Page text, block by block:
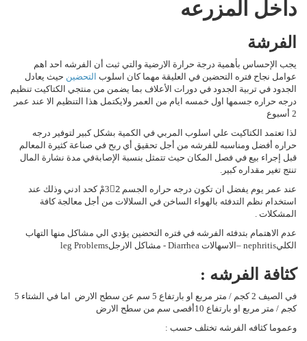
داخل المزرعه
الفرشة
يجب الإحساس بأهمية درجة حرارة الارضية والتي ثبت أن الفرشه احد اهم
عوامل نجاح فتره التحضين في العليقة مهما كان اسلوب التحضين حيث يعادل
الجدود في تربية الجدود في دورات الأعلاف بما يضمن من منتجي الكتاكيت تنظيم
درجه حراره جسمها اول خمسه ايام من العمر ولايكتمل هذا التنظيم الا عند عمر
2 أسبوع
لذا تعتمد الكتاكيت علي اسلوب المربي في الكمية بشكل كبير لتوفير درجه
حراره أفضل ومناسبه للفرشه من أجل تحقيق أي ربح في صناعة كثيرة المعالم
قبل إجراء بيع في فصل المكان حيث تتمثل بنسبة الإصابةفي مدة نشارة المال
تنتج تغير مقداره كبير.
عند عمر يوم يفضل ان تكون درجه حراره الجسم 32ْمْ كحد ادني وذلك عند
استخدام نظم التدفئه بالهواء الساخن في السلالات من أجل معالجة كافة
المشكلات .
عدم الاهتمام بتدفئه الفرشه في فتره التحضين يؤدي الي مشاكل منها التهاب
الكليnephritis –الاسهالات Diarrhea - مشاكل الارجلleg Problems
كثافة الفرشه :
في الصيف 2 كجم / متر مربع او بارتفاع 5 سم عن سطح الارض اما في الشتاء 5
كجم / متر مربع او بارتفاع 10أقصى سم من سطح الارض
وعموما كثافه الفرشه تختلف حسب :